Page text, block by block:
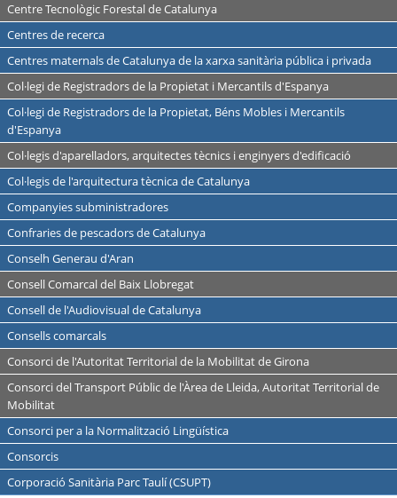
Centre Tecnològic Forestal de Catalunya
Centres de recerca
Centres maternals de Catalunya de la xarxa sanitària pública i privada
Col·legi de Registradors de la Propietat i Mercantils d'Espanya
Col·legi de Registradors de la Propietat, Béns Mobles i Mercantils
d'Espanya
Col·legis d'aparelladors, arquitectes tècnics i enginyers d'edificació
Col·legis de l'arquitectura tècnica de Catalunya
Companyies subministradores
Confraries de pescadors de Catalunya
Conselh Generau d'Aran
Consell Comarcal del Baix Llobregat
Consell de l'Audiovisual de Catalunya
Consells comarcals
Consorci de l'Autoritat Territorial de la Mobilitat de Girona
Consorci del Transport Públic de l'Àrea de Lleida, Autoritat Territorial de
Mobilitat
Consorci per a la Normalització Lingüística
Consorcis
Corporació Sanitària Parc Taulí (CSUPT)